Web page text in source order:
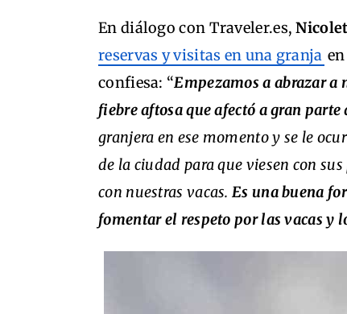
En diálogo con Traveler.es,
reservas y visitas en una granja
confiesa: “Empezamos a abrazar a
fiebre aftosa que afectó a gran
granjera en ese momento y se le
de la ciudad para que viesen con
con nuestras vacas.Es una buena
fomentar el respeto por las vacas y